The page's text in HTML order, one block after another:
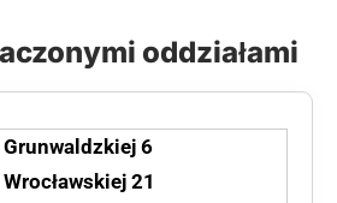
oddziałami
6
21